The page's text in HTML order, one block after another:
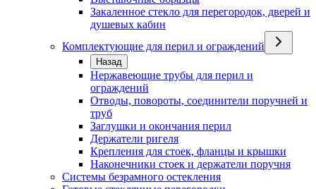
Закаленное стекло для перегородок, дверей и
душевых кабин
Комплектующие для перил и ограждений
Назад
Нержавеющие трубы для перил и
ограждений
Отводы, повороты, соединители поручней и
труб
Заглушки и окончания перил
Держатели ригеля
Крепления для стоек, фланцы и крышки
Наконечники стоек и держатели поручня
Системы безрамного остекления